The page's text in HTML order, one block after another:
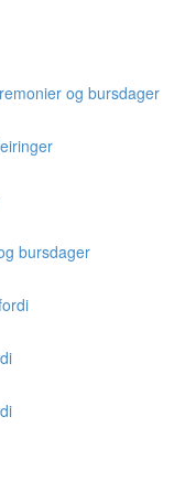
og bursdager
bursdager